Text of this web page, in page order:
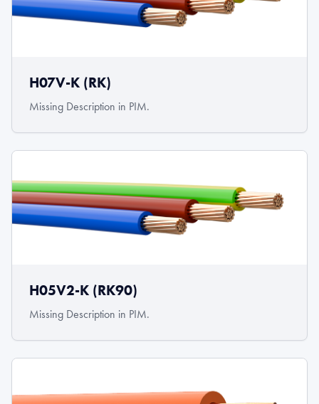
H07V-K (RK)
Missing Description in PIM.
H05V2-K (RK90)
Missing Description in PIM.